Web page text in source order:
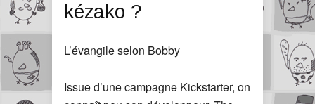
kézako ?
L’évangile selon Bobby
Issue d’une campagne Kickstarter, on